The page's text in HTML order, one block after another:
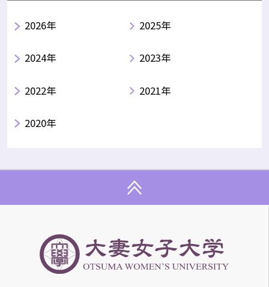
2026年 2025年
2024年 2023年
2022年 2021年
2020年